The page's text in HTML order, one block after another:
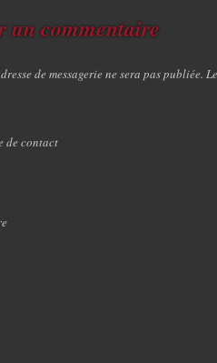
un commentaire
de messagerie ne sera pas publiée.
de contact